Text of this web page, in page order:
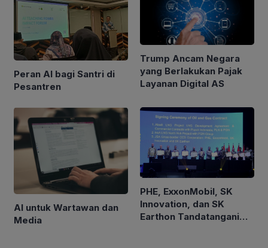
Peran AI bagi Santri di
Pesantren
Trump Ancam Negara
yang Berlakukan Pajak
Layanan Digital AS
AI untuk Wartawan dan
Media
PHE, ExxonMobil, SK
Innovation, dan SK
Earthon Tandatangani